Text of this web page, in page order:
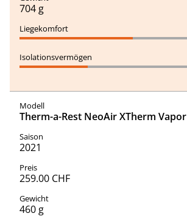
704 g
Therm-a-Rest NeoAir XTherm Vapor
2021
259.00 CHF
460 g